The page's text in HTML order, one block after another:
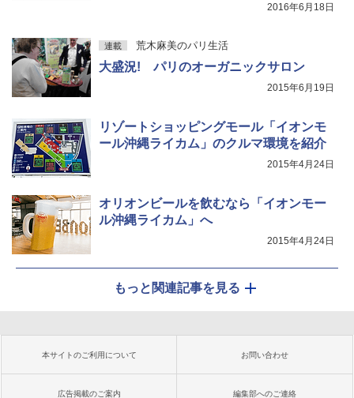
2016年6月18日
連載 荒木麻美のパリ生活
大盛況! パリのオーガニックサロン
2015年6月19日
リゾートショッピングモール「イオンモ
ール沖縄ライカム」のクルマ環境を紹介
2015年4月24日
オリオンビールを飲むなら「イオンモー
ル沖縄ライカム」へ
2015年4月24日
もっと関連記事を見る
本サイトのご利用について お問い合わせ
広告掲載のご案内 編集部へのご連絡